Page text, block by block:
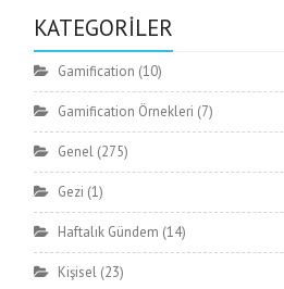
KATEGORILER
Gamification (10)
Gamification Örnekleri (7)
Genel (275)
Gezi (1)
Haftalık Gündem (14)
Kişisel (23)